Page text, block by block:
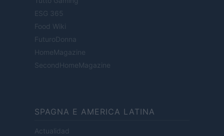
ESG 365
Food Wiki
FuturoDonna
HomeMagazine
SecondHomeMagazine
SPAGNA E AMERICA LATINA
Actualidad